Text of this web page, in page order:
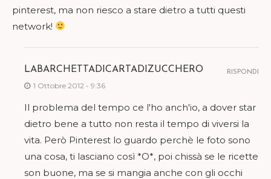
pinterest, ma non riesco a stare dietro a tutti questi
network!
LABARCHETTADICARTADIZUCCHERO
1 Ottobre 2012 - 9:36
Il problema del tempo ce l'ho anch'io, a dover star
dietro bene a tutto non resta il tempo di viversi la
vita. Però Pinterest lo guardo perchè le foto sono
una cosa, ti lasciano così *O*, poi chissà se le ricette
son buone, ma se si mangia anche con gli occhi
RISPONDI